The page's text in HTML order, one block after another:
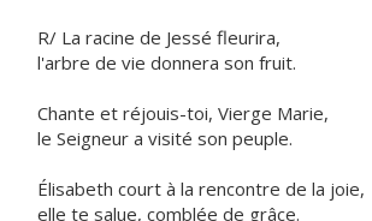
R/ La racine de Jessé fleurira,
l'arbre de vie donnera son fruit.
Chante et réjouis-toi, Vierge Marie,
le Seigneur a visité son peuple.
Élisabeth court à la rencontre de la joie,
elle te salue, comblée de grâce.